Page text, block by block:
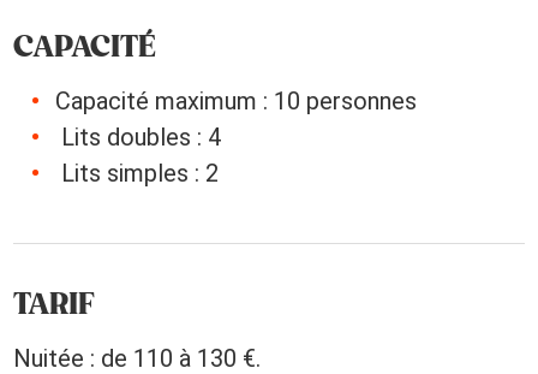
CAPACITÉ
Capacité maximum : 10 personnes
Lits doubles : 4
Lits simples : 2
TARIF
Nuitée : de 110 à 130 €.